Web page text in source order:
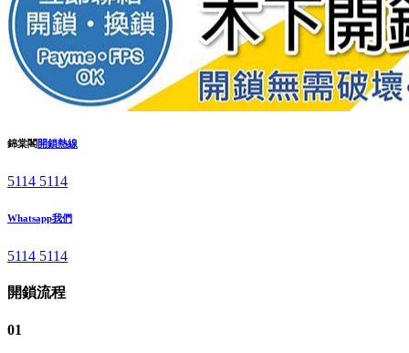
錦棠閣開鎖熱線
5114 5114
Whatsapp我們
5114 5114
開鎖流程
01